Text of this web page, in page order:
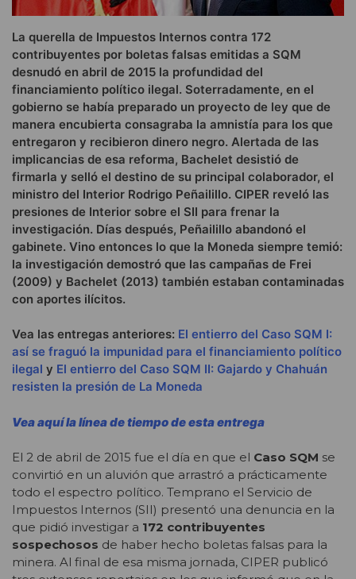
La querella de Impuestos Internos contra 172
contribuyentes por boletas falsas emitidas a SQM
desnudó en abril de 2015 la profundidad del
financiamiento político ilegal. Soterradamente, en el
gobierno se había preparado un proyecto de ley que de
manera encubierta consagraba la amnistía para los que
entregaron y recibieron dinero negro. Alertada de las
implicancias de esa reforma, Bachelet desistió de
firmarla y selló el destino de su principal colaborador, el
ministro del Interior Rodrigo Peñailillo. CIPER reveló las
presiones de Interior sobre el SII para frenar la
investigación. Días después, Peñailillo abandonó el
gabinete. Vino entonces lo que la Moneda siempre temió:
la investigación demostró que las campañas de Frei
(2009) y Bachelet (2013) también estaban contaminadas
con aportes ilícitos.
Vea las entregas anteriores: El entierro del Caso SQM I:
así se fraguó la impunidad para el financiamiento político
ilegal y El entierro del Caso SQM II: Gajardo y Chahuán
resisten la presión de La Moneda
Vea aquí la línea de tiempo de esta entrega
El 2 de abril de 2015 fue el día en que el Caso SQM se
convirtió en un aluvión que arrastró a prácticamente
todo el espectro político. Temprano el Servicio de
Impuestos Internos (SII) presentó una denuncia en la
que pidió investigar a 172 contribuyentes
sospechosos de haber hecho boletas falsas para la
minera. Al final de esa misma jornada, CIPER publicó